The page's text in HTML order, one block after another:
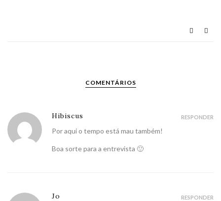
COMENTÁRIOS
Hibiscus
Por aqui o tempo está mau também!
Boa sorte para a entrevista 🙂
RESPONDER
Jo RESPONDER